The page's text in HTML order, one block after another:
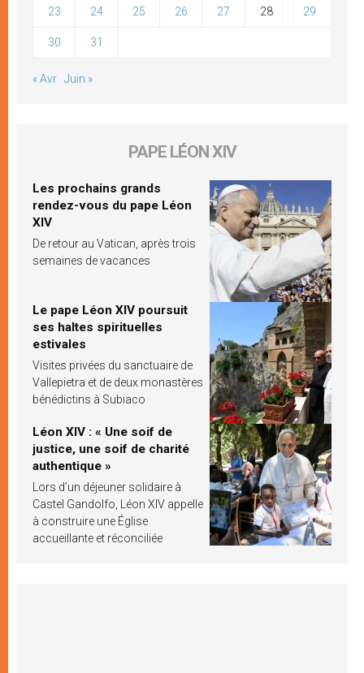
23 24 25 26 27 28 29
30 31
« Avr Juin »
PAPE LÉON XIV
Les prochains grands
rendez-vous du pape Léon
XIV
De retour au Vatican, après trois
semaines de vacances
Le pape Léon XIV poursuit
ses haltes spirituelles
estivales
Visites privées du sanctuaire de
Vallepietra et de deux monastères
bénédictins à Subiaco
Léon XIV : « Une soif de
justice, une soif de charité
authentique »
Lors d’un déjeuner solidaire à
Castel Gandolfo, Léon XIV appelle
à construire une Église
accueillante et réconciliée